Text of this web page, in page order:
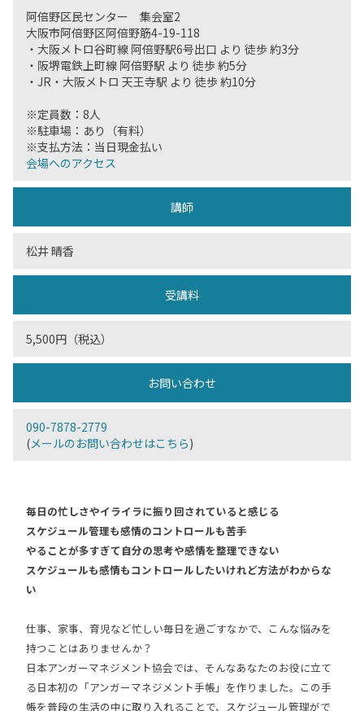
阿倍野区民センター 集会室2
大阪市阿倍野区阿倍野筋4-19-118
・大阪メトロ谷町線 阿倍野駅6号出口 より 徒歩 約3分
・阪堺電鉄上町線 阿倍野駅 より 徒歩 約5分
・JR・大阪メトロ 天王寺駅 より 徒歩 約10分
※定員数：8人
※駐車場：あり（有料）
※支払方法：当日現金払い
会場へのアクセス
講師
松井 晴香
受講料
5,500円（税込）
お問い合わせ
090-7878-2779
(メールのお問い合わせはこちら)
毎日の忙しさやイライラに振り回されていると感じる
スケジュール管理も感情のコントロールも苦手
やることが多すぎて自分の思考や感情を整理できない
スケジュールも感情もコントロールしたいけれど方法がわからな
い
仕事、家事、育児など忙しい毎日を過ごすなかで、こんな悩みを
持つことはありませんか？
日本アンガーマネジメント協会では、そんなあなたのお役に立て
る日本初の「アンガーマネジメント手帳」を作りました。この手
帳を普段の生活の中に取り入れることで、スケジュール管理がで